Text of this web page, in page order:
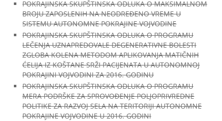
POKRAJINSKA SKUPŠTINSKA ODLUKA O MAKSIMALNOM
BROJU ZAPOSLENIH NA NEODREĐENO VREME U
SISTEMU AUTONOMNE POKRAJINE VOJVODINE
POKRAJINSKA SKUPŠTINSKA ODLUKA O PROGRAMU
LEČENJA UZNAPREDOVALE DEGENERATIVNE BOLESTI
ZGLOBA KOLENA METODOM APLIKOVANJA MATIČNIH
ĆELIJA IZ KOŠTANE SRŽI PACIJENATA U AUTONOMNOJ
POKRAJINI VOJVODINI ZA 2016. GODINU
POKRAJINSKA SKUPŠTINSKA ODLUKA O PROGRAMU
MERA PODRŠKE ZA SPROVOĐENJE POLJOPRIVREDNE
POLITIKE ZA RAZVOJ SELA NA TERITORIJI AUTONOMNE
POKRAJINE VOJVODINE U 2016. GODINI